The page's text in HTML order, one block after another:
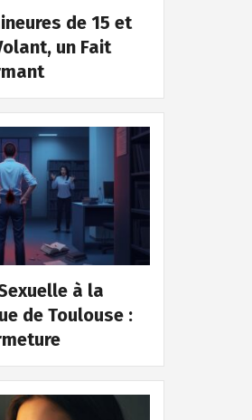
de 15 et
un Fait
à la
de Toulouse :